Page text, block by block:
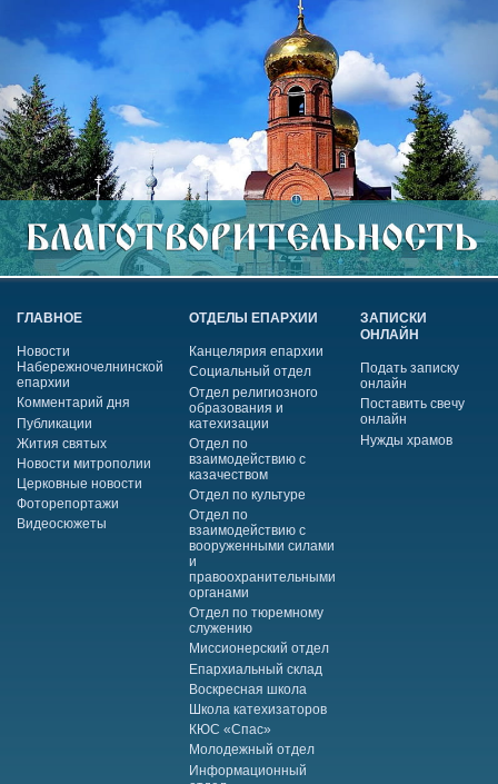
ГЛАВНОЕ
Новости
Набережночелнинской
епархии
Комментарий дня
Публикации
Жития святых
Новости митрополии
Церковные новости
Фоторепортажи
Видеосюжеты
ОТДЕЛЫ ЕПАРХИИ
Канцелярия епархии
Социальный отдел
Отдел религиозного
образования и
катехизации
Отдел по
взаимодействию с
казачеством
Отдел по культуре
Отдел по
взаимодействию с
вооруженными силами
и
правоохранительными
органами
Отдел по тюремному
служению
Миссионерский отдел
Епархиальный склад
Воскресная школа
Школа катехизаторов
КЮС «Спас»
Молодежный отдел
Информационный
ЗАПИСКИ
ОНЛАЙН
Подать записку
онлайн
Поставить свечу
онлайн
Нужды храмов